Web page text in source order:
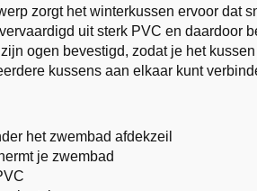
zorgt het winterkussen ervoor dat
uit sterk PVC en daardoor
ogen bevestigd, zodat je het
kussens aan elkaar kunt
het zwembad afdekzeil
je zwembad